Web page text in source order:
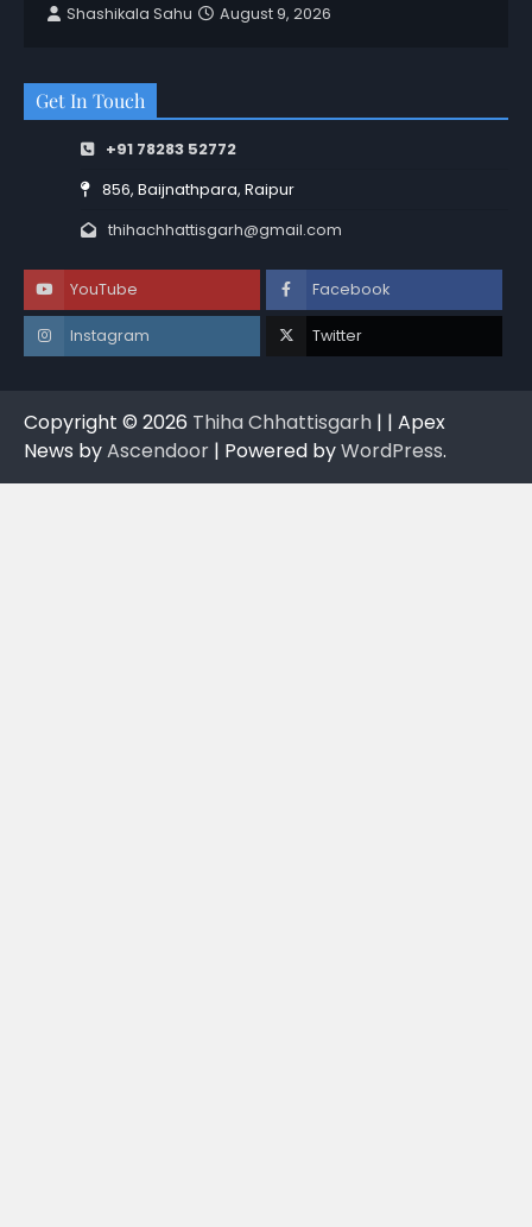
Shashikala Sahu
August 9, 2026
Get In Touch
+91 78283 52772
856, Baijnathpara, Raipur
thihachhattisgarh@gmail.com
YouTube Facebook
Instagram Twitter
Copyright © 2026 Thiha Chhattisgarh | | Apex
News byAscendoor | Powered byWordPress.